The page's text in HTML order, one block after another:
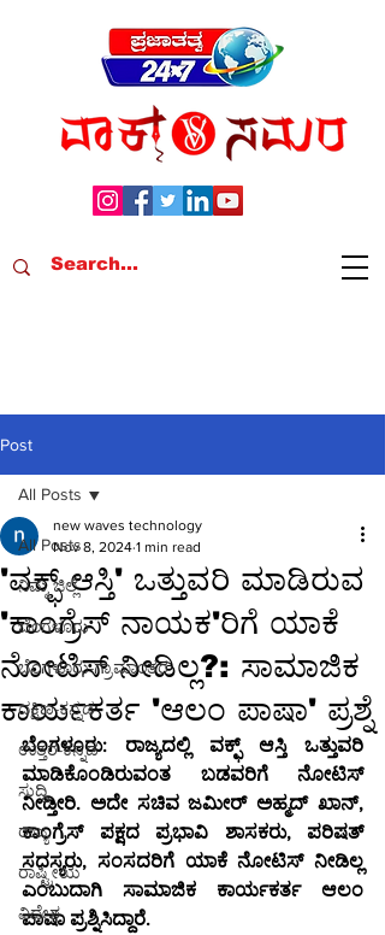
Post
All Posts
ನಿಮ್ಮ ಜಿಲ್ಲೆ
ಬೆಂಗಳೂರು
ಬೆಂಗಳೂರು-ಗ್ರಾಮಾಂತರ
ದಕ್ಷಿಣ-ಕನ್ನಡ
ಉತ್ತರ-ಕನ್ನಡ
ಸುದ್ದಿ
ರಾಜ್ಯ
ರಾಷ್ಟ್ರೀಯ
ವಿದೇಶ
All Posts
'ವಕ್ಫ್ ಆಸ್ತಿ' ಒತ್ತುವರಿ ಮಾಡಿರುವ
'ಕಾಂಗ್ರೆಸ್ ನಾಯಕ'ರಿಗೆ ಯಾಕೆ
ನೋಟಿಸ್ ನೀಡಿಲ್ಲ?: ಸಾಮಾಜಿಕ
ಕಾರ್ಯಕರ್ತ 'ಆಲಂ ಪಾಷಾ' ಪ್ರಶ್ನೆ
new waves technology
Nov 8, 2024 1 min read
ಬೆಂಗಳೂರು: ರಾಜ್ಯದಲ್ಲಿ ವಕ್ಫ್ ಆಸ್ತಿ ಒತ್ತುವರಿ
ಮಾಡಿಕೊಂಡಿರುವಂತ ಬಡವರಿಗೆ ನೋಟಿಸ್
ನೀಡ್ತೀರಿ. ಅದೇ ಸಚಿವ ಜಮೀರ್ ಅಹ್ಮದ್ ಖಾನ್,
ಕಾಂಗ್ರೆಸ್ ಪಕ್ಷದ ಪ್ರಭಾವಿ ಶಾಸಕರು, ಪರಿಷತ್
ಸದಸ್ಯರು, ಸಂಸದರಿಗೆ ಯಾಕೆ ನೋಟಿಸ್ ನೀಡಿಲ್ಲ
ಎಂಬುದಾಗಿ ಸಾಮಾಜಿಕ ಕಾರ್ಯಕರ್ತ ಆಲಂ
ಪಾಷಾ ಪ್ರಶ್ನಿಸಿದ್ದಾರೆ.